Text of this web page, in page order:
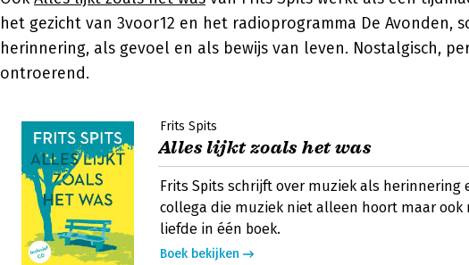
het gezicht van 3voor12 en het radioprogramma De Avonden,
herinnering, als gevoel en als bewijs van leven. Nostalgisch,
ontroerend.
Frits Spits
Alles lijkt zoals het was
Frits Spits schrijft over muziek als herinnering
collega die muziek niet alleen hoort maar ook
liefde in één boek.
Boek bekijken